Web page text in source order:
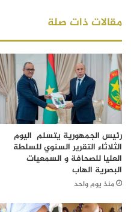
مقالات ذات صلة
رئيس الجمهورية يتسلم اليوم
الثلاثاء التقرير السنوي للسلطة
العليا للصحافة و السمعيات
البصرية الهاب
منذ يوم واحد